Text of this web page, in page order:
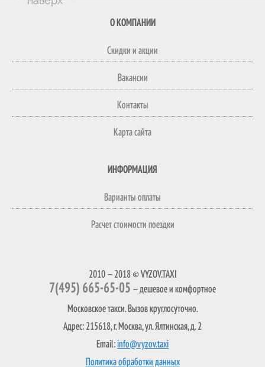
2010 — 2018 © VYZOV.TAXI
7(495) 665-65-05 — дешевое и комфортное
Московское такси. Вызов круглосуточно.
Адрес: 215618, г. Москва, ул. Ялтинская, д. 2
Email:info@vyzov.taxi
Политика обработки данных
О КОМПАНИИ
Скидки и акции
Вакансии
Контакты
Карта сайта
ИНФОРМАЦИЯ
Варианты оплаты
Расчет стоимости поездки